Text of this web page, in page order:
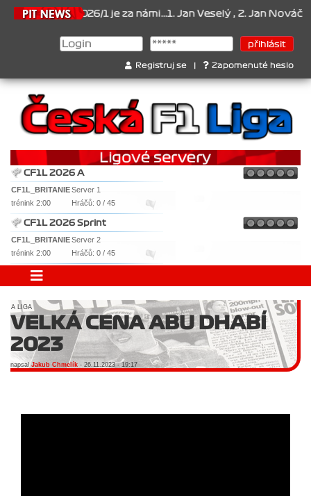
2026/1 je za námi...1. Jan Veselý , 2. Jan Nováček , 3.
Registruj se Zapomenuté heslo
CF1L 2026 A
CF1L_BRITANIEServer 1
trénink 2:00
Hráčů: 0 / 45
CF1L 2026 Sprint
CF1L_BRITANIEServer 2
trénink 2:00
Hráčů: 0 / 45
A LIGA
VELKÁ CENA ABU DHABÍ
2023
napsalJakub Chmelík - 26.11.2023 - 19:17